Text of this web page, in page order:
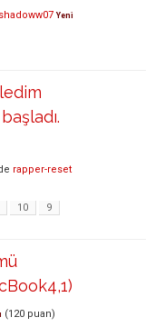
shadoww07 Yeni
rapper-reset
10
9
(120 puan)